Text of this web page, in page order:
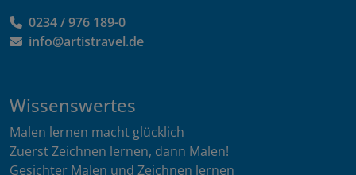
0234 / 976 189-0
info@artistravel.de
Wissenswertes
Malen lernen macht glücklich
Zuerst Zeichnen lernen, dann Malen!
Gesichter Malen und Zeichnen lernen